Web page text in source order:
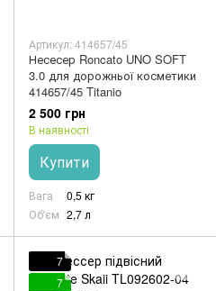
Артикул: 414657/45
Несесер Roncato UNO SOFT
3.0 для дорожньої косметики
414657/45 Titanio
2 500 грн
В наявності
Купити
Вага
0,5 кг
Об'єм 2,7 л
7
7